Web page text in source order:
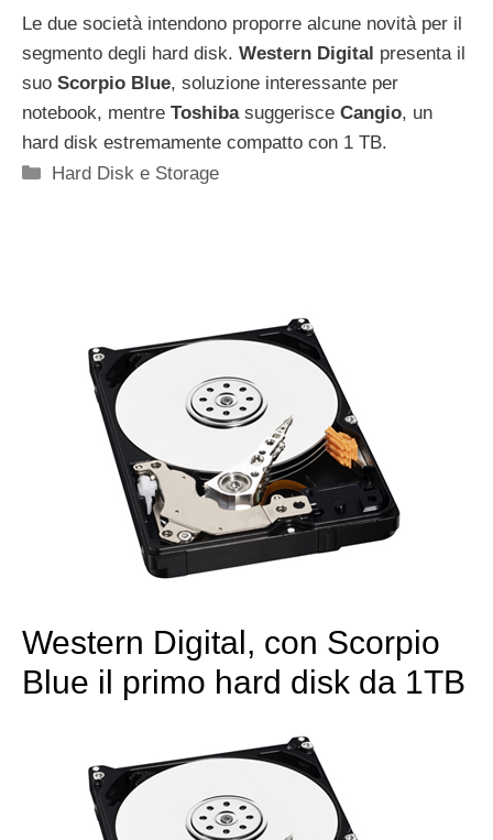
Le due società intendono proporre alcune novità per il
segmento degli hard disk. Western Digital presenta il
suo Scorpio Blue, soluzione interessante per
notebook, mentre Toshibasuggerisce Cangio, un
hard disk estremamente compatto con 1 TB.
Categorie
Hard Disk e Storage
Western Digital, con Scorpio
Blue il primo hard disk da 1TB